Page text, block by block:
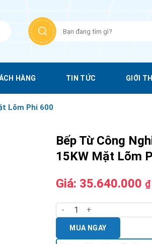
Tìm
kiếm:
HÀNG TIN TỨC GIỚI
Lõm Phi 600
Bếp Từ Công
15KW Mặt Lõm
Giá: 35.640.000 ₫
Bếp Từ Công Nghiệp Đơn
MUA NGAY